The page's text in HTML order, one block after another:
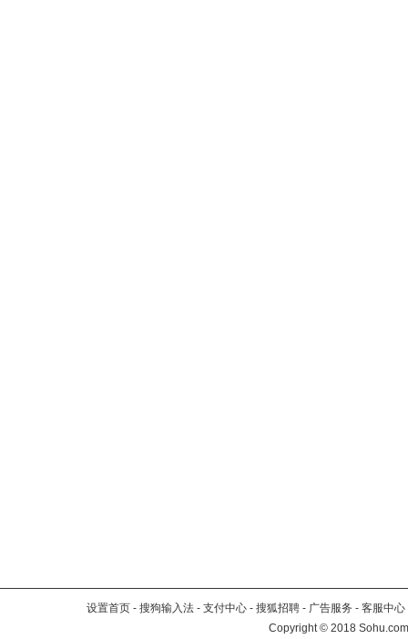
设置首页 - 搜狗输入法 - 支付中心 - 搜狐招聘 - 广告服务 - 客服中心
Copyright©2018